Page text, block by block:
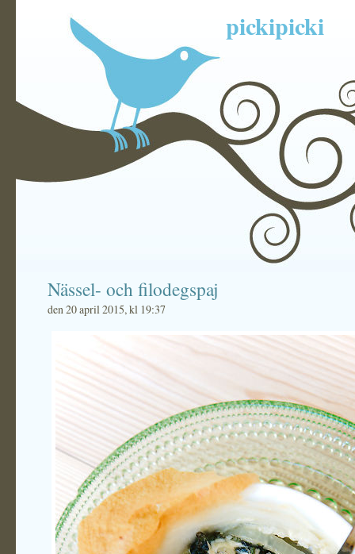
pickipicki
Nässel- och filodegspaj
den 20 april 2015, kl 19:37